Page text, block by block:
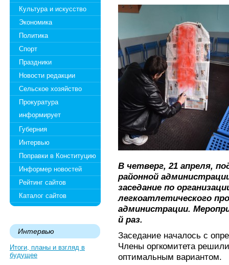
Культура и искусство
Экономика
Политика
Спорт
Праздники
Новости редакции
Сельское хозяйство
Прокуратура
информирует
Губерния
Интервью
Поправки в Конституцию
Информер новостей
Рейтинг сайтов
Каталог сайтов
Интервью
Итоги, планы и взгляд в
будущее
В четверг, 21 апреля,
районной
заседание по
легкоатлетического
администрации.
й раз.
Заседание началось с
Члены оргкомитета
оптимальным вариантом.